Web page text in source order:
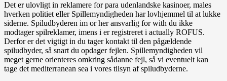
Det er ulovligt in reklamere for para udenlandske kasinoer, males
hverken politiet eller Spillemyndigheden har lovhjemmel til at lukke
siderne. Spiludbyderen im or her ansvarlig for with du ikke
modtager spilreklamer, imens i er registreret i actually ROFUS.
Derfor er det vigtigt in du tager kontakt til den pågældende
spiludbyder, så snart du opdager fejlen. Spillemyndigheden vil
meget gerne orienteres omkring sådanne fejl, så vi eventuelt kan
tage det mediterranean sea i vores tilsyn af spiludbyderne.